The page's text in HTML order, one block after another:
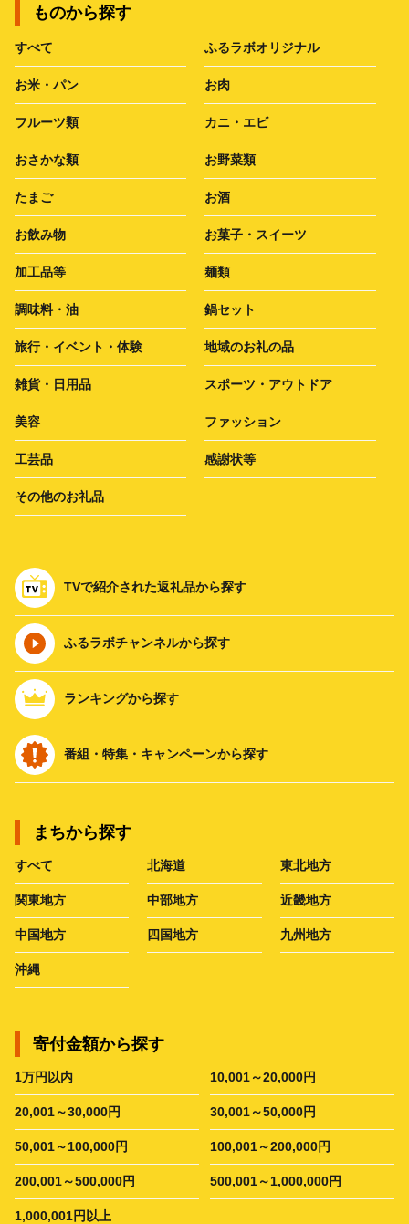
ものから探す
すべて ふるラボオリジナル
お米・パン お肉
フルーツ類 カニ・エビ
おさかな類 お野菜類
たまご お酒
お飲み物 お菓子・スイーツ
加工品等 麺類
調味料・油 鍋セット
旅行・イベント・体験 地域のお礼の品
雑貨・日用品 スポーツ・アウトドア
美容 ファッション
工芸品 感謝状等
その他のお礼品
TVで紹介された返礼品から探す
ふるラボチャンネルから探す
ランキングから探す
番組・特集・キャンペーンから探す
まちから探す
すべて 北海道 東北地方
関東地方 中部地方 近畿地方
中国地方 四国地方 九州地方
沖縄
寄付金額から探す
1万円以内 10,001～20,000円
20,001～30,000円 30,001～50,000円
50,001～100,000円 100,001～200,000円
200,001～500,000円 500,001～1,000,000円
1,000,001円以上